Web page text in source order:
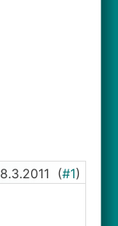
8.3.2011 (#1)